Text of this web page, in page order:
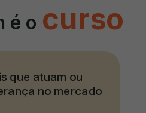
que atuam ou
no mercado
é o curso